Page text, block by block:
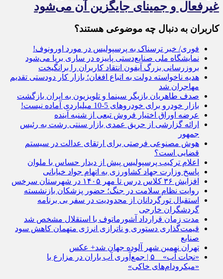
غیرفعال و جمینای جایگزین آن می‌شود
کاربران به دنبال چه موضوعی هستند؟
فوری/ خبر ترسناک به پرسپولیس در مورد اورونوف!
نمایشگاه ملی صنایع‌دستی پاییزه در ساری برپا می‌شود
بروزرسانی بزرگ آیفون انتقاد کاربران را برانگیخت
هدیه ناخواسته دولت به اتباع افغان؛ بازار کار دودستی تقدیم
مهاجران شد
صدف طاهریان بازیگر سینما و تلویزیون به ایران بازگشت
بازار خودرو برای خودروهای 5-10 میلیاردی آماده نیست!
عرضه اوراق اختیار فروش تبعی از شنبه آینده
ارائه گزارشی از حریق عمدی بازار سنتی رشت به رئیس
جمهور
هوش مصنوعی فرصتی برای ارتقای عدالت در سیستم
قضایی است؟
اعلام ترکیب پرسپولیس پیش از دیدار حساس با ملوان
پاسخ وزارت جهاد کشاورزی به اتهام جواد خیابانی
افزایش ۳۶ کلاس درس تا مهر ۱۴۰۵ در شهرستان سرخس
روایت نظام سلامت در جنگ؛ حضور پزشکان بازنشسته
استقبال تورگردانان از محدودیت در سفر بی برنامه
گردشگران خارجی
مدت زمان قرارداد آشورماتوف با استقلال مشخص شد
قیمت‌گذاری دستوری و ناترازی انرژی متهمان کاهش سود
صنایع
تهران نهمین شهر آلوده جهان شد+ عکس
«نجات آب» _ ۵ | جمع‌آوری آب باران در مزارع با
«میکرودام‌های خاکی»